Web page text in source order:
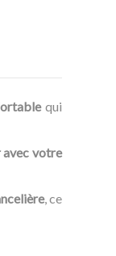
qui
votre
, ce